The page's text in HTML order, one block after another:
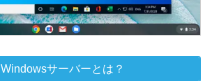
Windowsサーバーとは？